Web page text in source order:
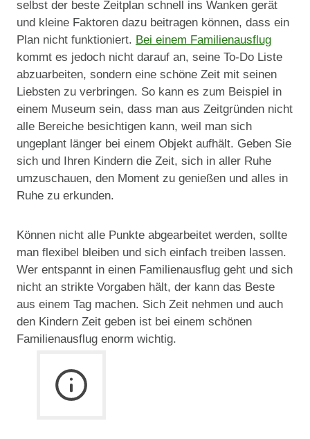
selbst der beste Zeitplan schnell ins Wanken gerät
und kleine Faktoren dazu beitragen können, dass ein
Plan nicht funktioniert. Bei einem Familienausflug
kommt es jedoch nicht darauf an, seine To-Do Liste
abzuarbeiten, sondern eine schöne Zeit mit seinen
Liebsten zu verbringen. So kann es zum Beispiel in
einem Museum sein, dass man aus Zeitgründen nicht
alle Bereiche besichtigen kann, weil man sich
ungeplant länger bei einem Objekt aufhält. Geben Sie
sich und Ihren Kindern die Zeit, sich in aller Ruhe
umzuschauen, den Moment zu genießen und alles in
Ruhe zu erkunden.
Können nicht alle Punkte abgearbeitet werden, sollte
man flexibel bleiben und sich einfach treiben lassen.
Wer entspannt in einen Familienausflug geht und sich
nicht an strikte Vorgaben hält, der kann das Beste
aus einem Tag machen. Sich Zeit nehmen und auch
den Kindern Zeit geben ist bei einem schönen
Familienausflug enorm wichtig.